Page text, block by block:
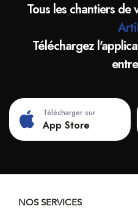
Tous les chantiers
Téléchargez
Télécharger sur
App Store
NOS SERVICES